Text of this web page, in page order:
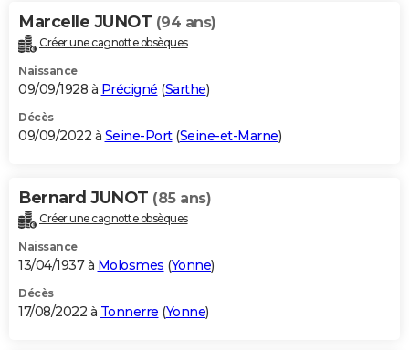
Marcelle JUNOT (94 ans)
Créer une cagnotte obsèques
Naissance
09/09/1928 à Précigné (Sarthe)
Décès
09/09/2022 à Seine-Port(Seine-et-Marne)
Bernard JUNOT (85 ans)
Créer une cagnotte obsèques
Naissance
13/04/1937 à Molosmes (Yonne)
Décès
17/08/2022 à Tonnerre (Yonne)